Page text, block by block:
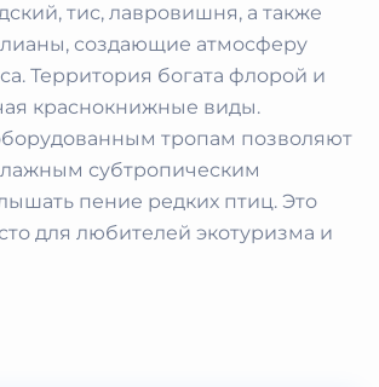
тис, лавровишня, а также
лианы, создающие атмосферу
Территория богата флорой и
краснокнижные виды.
тропам позволяют
субтропическим
пение редких птиц. Это
для любителей экотуризма и